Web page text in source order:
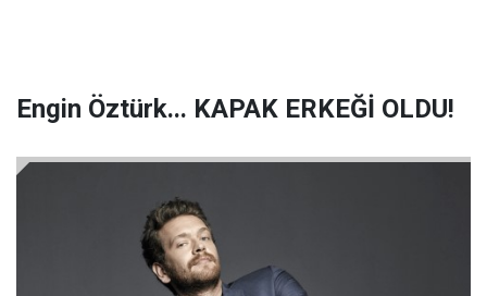
Engin Öztürk... KAPAK ERKEĞİ OLDU!